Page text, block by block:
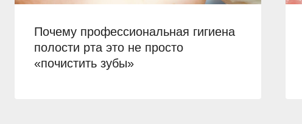
Почему профессиональная гигиена
полости рта это не просто
«почистить зубы»